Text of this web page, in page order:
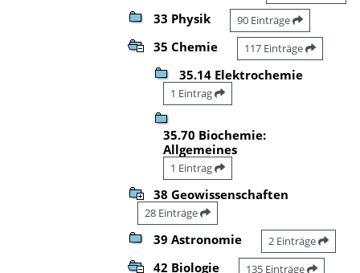
33 Physik 90 Einträge
35 Chemie 117 Einträge
35.14 Elektrochemie
1 Eintrag
35.70 Biochemie:
Allgemeines
1 Eintrag
38 Geowissenschaften
28 Einträge
39 Astronomie 2 Einträge
42 Biologie 135 Einträge